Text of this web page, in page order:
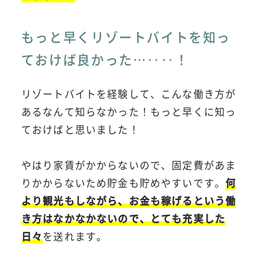
もっと早くリゾートバイトを知っ
ておけば良かった…‥‥！
リゾートバイトを経験して、こんな働き方が
あるなんて知らなかった！もっと早くに知っ
ておけばと思いました！
やはり家賃がかからないので、固定費があま
りかからないため貯金も貯めやすいです。何
より観光もしながら、お金も稼げるという働
き方はなかなかないので、とても充実した
日々を送れます。